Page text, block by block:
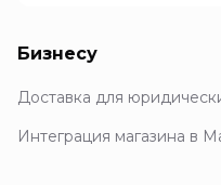
Бизнесу
Доставка для
Интеграция магазина в